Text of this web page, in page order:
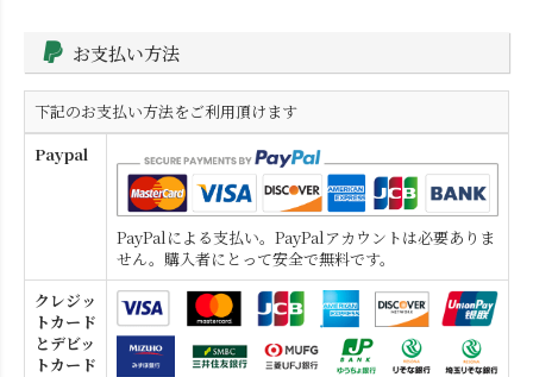
お支払い方法
下記のお支払い方法をご利用頂けます
Paypal
PayPalによる支払い。PayPalアカウントは必要ありま
せん。購入者にとって安全で無料です。
クレジッ
トカード
とデビッ
トカード